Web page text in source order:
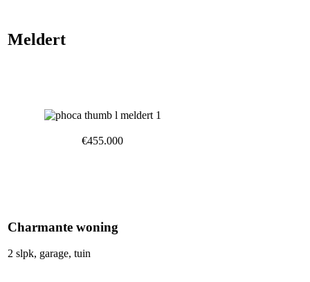
Meldert
€455.000
Charmante woning
2 slpk, garage, tuin